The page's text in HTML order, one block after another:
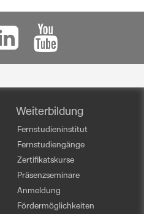
Weiterbildung
Fernstudieninstitut
Fernstudiengänge
Zertifikatskurse
Präsenzseminare
Anmeldung
Fördermöglichkeiten